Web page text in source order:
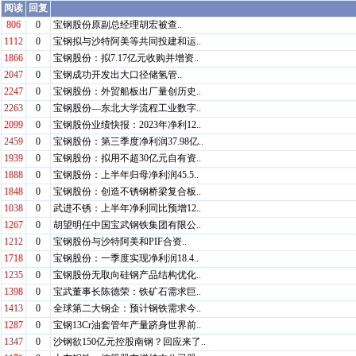
阅读
回复
806
0
宝钢股份原副总经理胡宏被查..
1112
0
宝钢拟与沙特阿美等共同投建和运..
1866
0
宝钢股份：拟7.17亿元收购并增资..
2047
0
宝钢成功开发出大口径储氢管..
2247
0
宝钢股份：外贸船板出厂量创历史..
2263
0
宝钢股份—东北大学流程工业数字..
2099
0
宝钢股份业绩快报：2023年净利12..
2459
0
宝钢股份：第三季度净利润37.98亿..
1939
0
宝钢股份：拟用不超30亿元自有资..
1888
0
宝钢股份：上半年归母净利润45.5..
1848
0
宝钢股份：创造不锈钢桥梁复合板..
1038
0
武进不锈：上半年净利同比预增12..
1267
0
胡望明任中国宝武钢铁集团有限公..
1212
0
宝钢股份与沙特阿美和PIF合资..
1718
0
宝钢股份：一季度实现净利润18.4..
1235
0
宝钢股份无取向硅钢产品结构优化..
1398
0
宝武董事长陈德荣：铁矿石需求巨..
1413
0
全球第二大钢企：预计钢铁需求今..
1287
0
宝钢13Cr油套管年产量跻身世界前..
1347
0
沙钢欲150亿元控股南钢？回应来了..